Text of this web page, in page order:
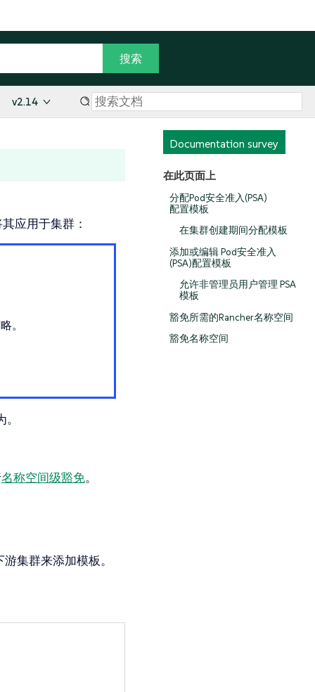
v2.14
Documentation survey
在此页面上
分配Pod安全准入(PSA)
配置模板
在集群创建期间分配模板
添加或编辑 Pod安全准入
(PSA)配置模板
允许非管理员用户管理 PSA
模板
豁免所需的Rancher名称空间
豁免名称空间
应用于集群：
。
名称空间级豁免。
集群来添加模板。